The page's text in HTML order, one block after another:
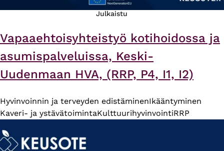
Julkaistu
Vapaaehtoisyhteistyö kotihoidossa ja
asumispalveluissa, Keski-
Uudenmaan HVA, (RRP, P4, I1, I2)
Hyvinvoinnin ja terveyden edistäminenIkääntyminen
Kaveri- ja ystävätoimintaKulttuurihyvinvointiRRP